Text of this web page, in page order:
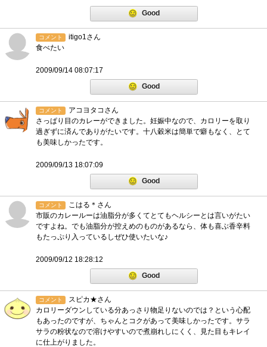
Good
コメント
itigo1さん
食べたい
2009/09/14 08:07:17
Good
コメント
アコヨタコさん
さっぱり目のカレーができました。妊娠中なので、カロリーを取り
過ぎずに済んでありがたいです。十八穀米は簡単で癖もなく、とて
も美味しかったです。
2009/09/13 18:07:09
Good
コメント
こはる＊さん
市販のカレールーは油脂分が多くてとてもヘルシーとは言いがたい
ですよね。でも油脂分が控えめのものがあるなら、体も喜ぶ香辛料
もたっぷり入っているしぜひ使いたいな♪
2009/09/12 18:28:12
Good
コメント
スピカ★さん
カロリーダウンしている分あっさり物足りないのでは？という心配
もあったのですが、ちゃんとコクがあって美味しかったです。サラ
サラの粉状なので溶けやすいので煮崩れしにくく、見た目もキレイ
に仕上がりました。